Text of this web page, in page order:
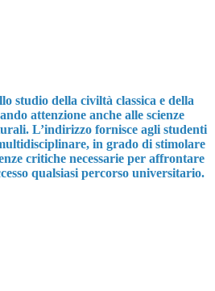
studio della civiltà classica e della
attenzione anche alle scienze
L’indirizzo fornisce agli studenti
in grado di stimolare
critiche necessarie per affrontare
qualsiasi percorso universitario.